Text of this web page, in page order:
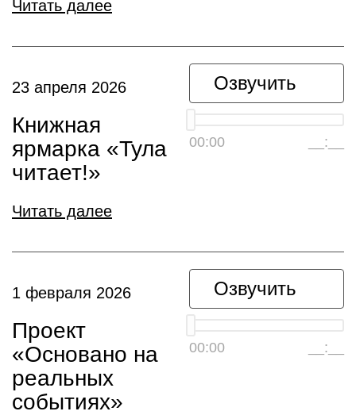
Читать далее
Озвучить
00:00 __:__
23 апреля 2026
Книжная
ярмарка «Тула
читает!»
Читать далее
Озвучить
00:00 __:__
1 февраля 2026
Проект
«Основано на
реальных
событиях»